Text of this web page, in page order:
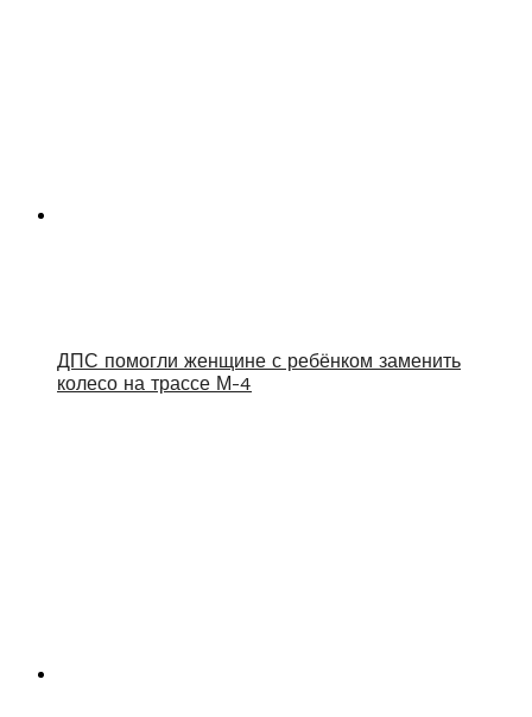
ДПС помогли женщине с ребёнком заменить
колесо на трассе М-4